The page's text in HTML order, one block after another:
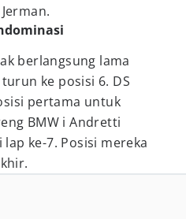
berlangsung lama
ke posisi 6. DS
pertama untuk
BMW i Andretti
ke-7. Posisi mereka